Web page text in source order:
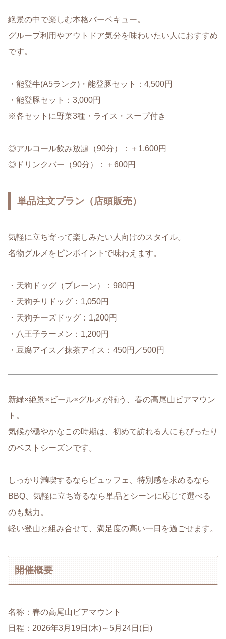
絶景の中で楽しむ本格バーベキュー。
グループ利用やアウトドア気分を味わいたい人におすすめ
です。
・能登牛(A5ランク)・能登豚セット：4,500円
・能登豚セット：3,000円
※各セットに野菜3種・ライス・スープ付き
◎アルコール飲み放題（90分）：＋1,600円
◎ドリンクバー（90分）：＋600円
単品注文プラン（店頭販売）
気軽に立ち寄って楽しみたい人向けのスタイル。
名物グルメをピンポイントで味わえます。
・天狗ドッグ（プレーン）：980円
・天狗チリドッグ：1,050円
・天狗チーズドッグ：1,200円
・八王子ラーメン：1,200円
・豆腐アイス／抹茶アイス：450円／500円
新緑×絶景×ビール×グルメが揃う、春の高尾山ビアマウン
ト。
気候が穏やかなこの時期は、初めて訪れる人にもぴったり
のベストシーズンです。
しっかり満喫するならビュッフェ、特別感を求めるなら
BBQ、気軽に立ち寄るなら単品とシーンに応じて選べる
のも魅力。
軽い登山と組み合せて、満足度の高い一日を過ごせます。
開催概要
名称：春の高尾山ビアマウント
日程：2026年3月19日(木)～5月24日(日)